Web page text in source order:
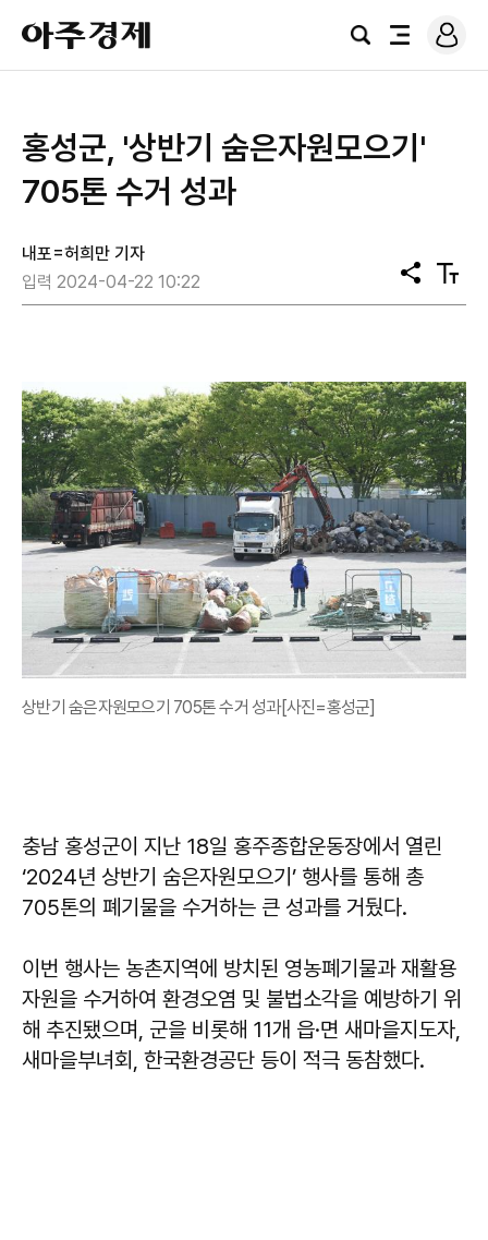
아
주
경
검
전
로
그
홍성군, '상반기 숨은자원모으기'
705톤 수거 성과
내포=허희만 기자
입력 2024-04-22 10:22
공
유
텍
스
상반기 숨은자원모으기 705톤 수거 성과[사진=홍성군]
충남 홍성군이 지난 18일 홍주종합운동장에서 열린
‘2024년 상반기 숨은자원모으기’ 행사를 통해 총
705톤의 폐기물을 수거하는 큰 성과를 거뒀다.
이번 행사는 농촌지역에 방치된 영농폐기물과 재활용
자원을 수거하여 환경오염 및 불법소각을 예방하기 위
해 추진됐으며, 군을 비롯해 11개 읍·면 새마을지도자,
새마을부녀회, 한국환경공단 등이 적극 동참했다.